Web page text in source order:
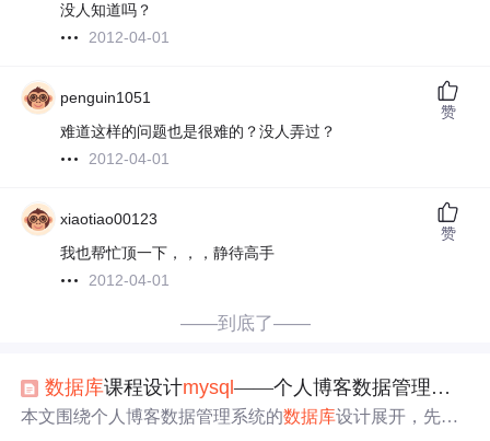
没人知道吗？
2012-04-01
penguin1051
难道这样的问题也是很难的？没人弄过？
2012-04-01
赞
xiaotiao00123
我也帮忙顶一下，，，静待高手
2012-04-01
赞
——到底了——
数据库课程设计mysql——个人博客数据管理系统
本文围绕个人博客数据管理系统的数据库设计展开，先进